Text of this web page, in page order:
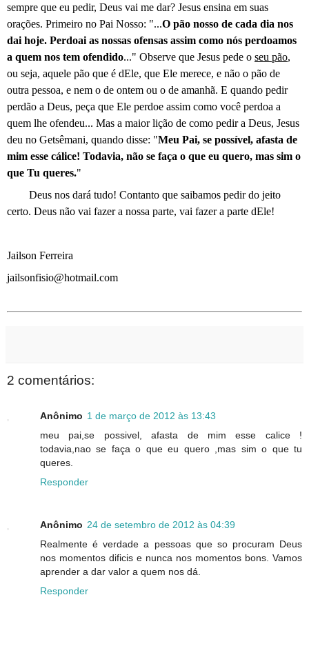
sempre que eu pedir, Deus vai me dar? Jesus ensina em suas
orações. Primeiro no Pai Nosso: "...O pão nosso de cada dia nos
dai hoje. Perdoai as nossas ofensas assim como nós perdoamos
a quem nos tem ofendido..." Observe que Jesus pede o seu pão,
ou seja, aquele pão que é dEle, que Ele merece, e não o pão de
outra pessoa, e nem o de ontem ou o de amanhã. E quando pedir
perdão a Deus, peça que Ele perdoe assim como você perdoa a
quem lhe ofendeu... Mas a maior lição de como pedir a Deus, Jesus
deu no Getsêmani, quando disse: "Meu Pai, se possível, afasta de
mim esse cálice! Todavia, não se faça o que eu quero, mas sim o
que Tu queres."
Deus nos dará tudo! Contanto que saibamos pedir do jeito
certo. Deus não vai fazer a nossa parte, vai fazer a parte dEle!
Jailson Ferreira
jailsonfisio@hotmail.com
2 comentários:
Anônimo 1 de março de 2012 às 13:43
meu pai,se possivel, afasta de mim esse calice !
todavia,nao se faça o que eu quero ,mas sim o que tu
queres.
Responder
Anônimo 24 de setembro de 2012 às 04:39
Realmente é verdade a pessoas que so procuram Deus
nos momentos dificis e nunca nos momentos bons. Vamos
aprender a dar valor a quem nos dá.
Responder